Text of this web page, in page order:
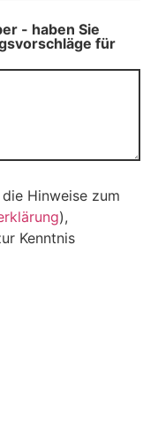
- haben Sie
für
Hinweise zum
),
Kenntnis